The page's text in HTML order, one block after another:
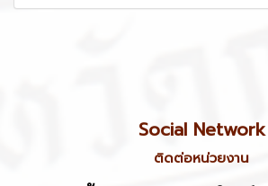
Social Network
ติดต่อหน่วยงาน